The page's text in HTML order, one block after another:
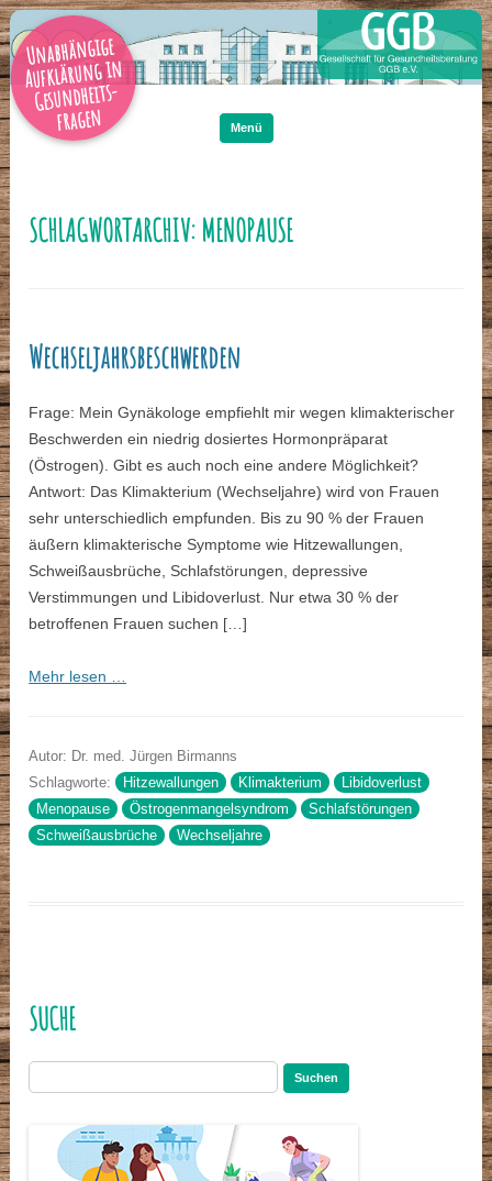
Unabhängige
Aufklärung in
Gesundheits-
fragen Menü
SCHLAGWORTARCHIV: MENOPAUSE
Wechseljahrsbeschwerden
Frage: Mein Gynäkologe empfiehlt mir wegen klimakterischer
Beschwerden ein niedrig dosiertes Hormonpräparat
(Östrogen). Gibt es auch noch eine andere Möglichkeit?
Antwort: Das Klimakterium (Wechseljahre) wird von Frauen
sehr unterschiedlich empfunden. Bis zu 90 % der Frauen
äußern klimakterische Symptome wie Hitzewallungen,
Schweißausbrüche, Schlafstörungen, depressive
Verstimmungen und Libidoverlust. Nur etwa 30 % der
betroffenen Frauen suchen […]
Mehr lesen …
Autor: Dr. med. Jürgen Birmanns
Schlagworte: Hitzewallungen Klimakterium
Libidoverlust
Menopause
Östrogenmangelsyndrom
Schlafstörungen
Schweißausbrüche
Wechseljahre
SUCHE
nach: